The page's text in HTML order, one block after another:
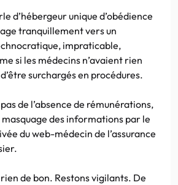
d’hébergeur unique d’obédience
tranquillement vers un
impraticable,
si les médecins n’avaient rien
surchargés en procédures.
de l’absence de rémunérations,
des informations par le
du web-médecin de l’assurance
rien de bon. Restons vigilants. De